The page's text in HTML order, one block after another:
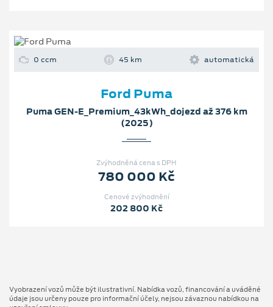
0 ccm 45 km automatická
Ford Puma
Puma GEN-E_Premium_43kWh_dojezd až 376 km
(2025)
Zvýhodněná cena s DPH
780 000 Kč
Cenové zvýhodnění
202 800 Kč
Vyobrazení vozů může být ilustrativní. Nabídka vozů, financování a uváděné
údaje jsou určeny pouze pro informační účely, nejsou závaznou nabídkou na